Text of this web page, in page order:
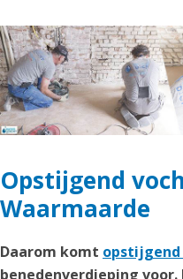
Opstijgend
Waarmaarde
Daarom komt opstijgend
benedenverdieping